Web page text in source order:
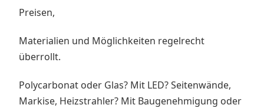
Preisen,
Materialien und Möglichkeiten regelrecht
überrollt.
Polycarbonat oder Glas? Mit LED? Seitenwände,
Markise, Heizstrahler? Mit Baugenehmigung oder